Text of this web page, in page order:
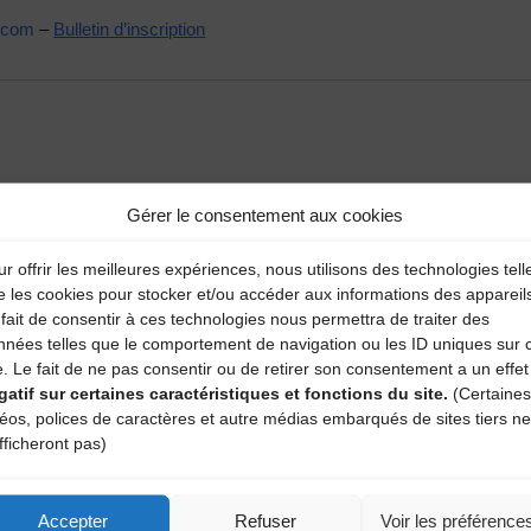
Gérer le consentement aux cookies
offrir les meilleures expériences, nous utilisons des technologies
les cookies pour stocker et/ou accéder aux informations des
de consentir à ces technologies nous permettra de traiter des
telles que le comportement de navigation ou les ID uniques sur
Le fait de ne pas consentir ou de retirer son consentement a un effet
sur certaines caractéristiques et fonctions du site. (Certaines
polices de caractères et autre médias embarqués de sites tiers ne
pas)
Accepter Refuser Voir les
– Bulletin d’inscription
il y a une vingtaine d’années.
(Quatuor Beatbox champion du monde de la discipline en
Boom.
Barre Phillips, Laurent Dewilde, Raphaël Imbert, Emilie
Antoine Mermet…
hors du champ du Beatbox : théâtre avec la Compagnie des
en direct,…
de transmission, il en explore le potentiel ludique et pédagogique